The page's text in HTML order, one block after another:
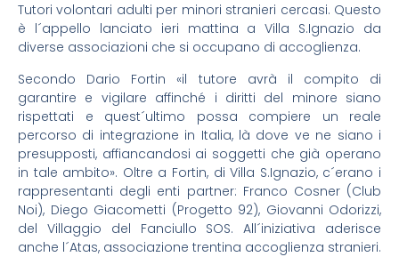
Tutori volontari adulti per minori stranieri cercasi. Questo
è l´appello lanciato ieri mattina a Villa S.Ignazio da
diverse associazioni che si occupano di accoglienza.
Secondo Dario Fortin «il tutore avrà il compito di
garantire e vigilare affinché i diritti del minore siano
rispettati e quest´ultimo possa compiere un reale
percorso di integrazione in Italia, là dove ve ne siano i
presupposti, affiancandosi ai soggetti che già operano
in tale ambito». Oltre a Fortin, di Villa S.Ignazio, c´erano i
rappresentanti degli enti partner: Franco Cosner (Club
Noi), Diego Giacometti (Progetto 92), Giovanni Odorizzi,
del Villaggio del Fanciullo SOS. All´iniziativa aderisce
anche l´Atas, associazione trentina accoglienza stranieri.